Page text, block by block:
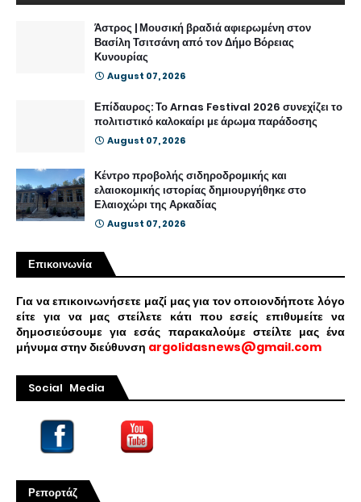
Άστρος | Μουσική βραδιά αφιερωμένη στον
Βασίλη Τσιτσάνη από τον Δήμο Βόρειας
Κυνουρίας
August 07, 2026
Επίδαυρος: Το Arnas Festival 2026 συνεχίζει το
πολιτιστικό καλοκαίρι με άρωμα παράδοσης
August 07, 2026
Κέντρο προβολής σιδηροδρομικής και
ελαιοκομικής ιστορίας δημιουργήθηκε στο
Ελαιοχώρι της Αρκαδίας
August 07, 2026
Επικοινωνία
Για να επικοινωνήσετε μαζί μας για τον οποιονδήποτε λόγο
είτε για να μας στείλετε κάτι που εσείς επιθυμείτε να
δημοσιεύσουμε για εσάς παρακαλούμε στείλτε μας ένα
μήνυμα στην διεύθυνση argolidasnews@gmail.com
Social Media
Ρεπορτάζ